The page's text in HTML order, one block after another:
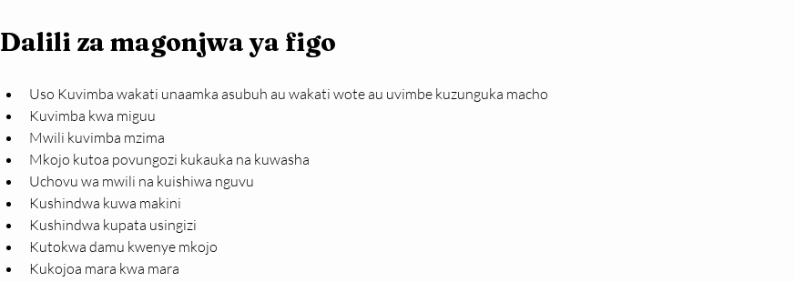
Dalili za magonjwa ya figo
Uso Kuvimba wakati unaamka asubuh au wakati wote au uvimbe kuzunguka macho
Kuvimba kwa miguu
Mwili kuvimba mzima
Mkojo kutoa povungozi kukauka na kuwasha
Uchovu wa mwili na kuishiwa nguvu
Kushindwa kuwa makini
Kushindwa kupata usingizi
Kutokwa damu kwenye mkojo
Kukojoa mara kwa mara